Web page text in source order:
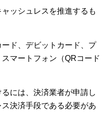
ッシュレスを推進するも
ド、デビットカード、プ
マートフォン（QRコード
には、決済業者が申請し
決済手段である必要があ